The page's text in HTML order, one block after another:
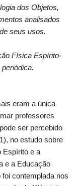
dos Objetos,
analisados
seus usos.
Física Espírito-
eram a única
professores
ser percebido
no estudo sobre
Espírito e a
e a Educação
contemplada nos